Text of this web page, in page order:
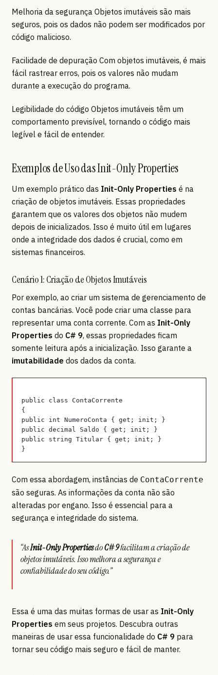
Melhoria da segurança Objetos imutáveis são mais
seguros, pois os dados não podem ser modificados por
código malicioso.
Facilidade de depuração Com objetos imutáveis, é mais
fácil rastrear erros, pois os valores não mudam
durante a execução do programa.
Legibilidade do código Objetos imutáveis têm um
comportamento previsível, tornando o código mais
legível e fácil de entender.
Exemplos de Uso das Init-Only Properties
Um exemplo prático das Init-Only Properties é na
criação de objetos imutáveis. Essas propriedades
garantem que os valores dos objetos não mudem
depois de inicializados. Isso é muito útil em lugares
onde a integridade dos dados é crucial, como em
sistemas financeiros.
Cenário 1: Criação de Objetos Imutáveis
Por exemplo, ao criar um sistema de gerenciamento de
contas bancárias. Você pode criar uma classe para
representar uma conta corrente. Com as Init-Only
Properties do C# 9, essas propriedades ficam
somente leitura após a inicialização. Isso garante a
imutabilidade dos dados da conta.
public class ContaCorrente
{
public int NumeroConta { get; init; }
public decimal Saldo { get; init; }
public string Titular { get; init; }
}
Com essa abordagem, instâncias de ContaCorrente
são seguras. As informações da conta não são
alteradas por engano. Isso é essencial para a
segurança e integridade do sistema.
“AsInit-Only PropertiesdoC# 9facilitam a criação de
objetos imutáveis. Isso melhora a segurança e
confiabilidade do seu código.”
Essa é uma das muitas formas de usar as Init-Only
Properties em seus projetos. Descubra outras
maneiras de usar essa funcionalidade do C# 9 para
tornar seu código mais seguro e fácil de manter.